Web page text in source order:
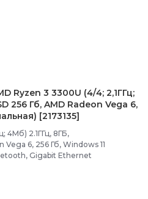
Ryzen 3 3300U (4/4; 2,1ГГц;
256 Гб, AMD Radeon Vega 6,
[2173135]
4Мб) 2.1ГГц, 8ГБ,
6, 256 Гб, Windows 11
Gigabit Ethernet